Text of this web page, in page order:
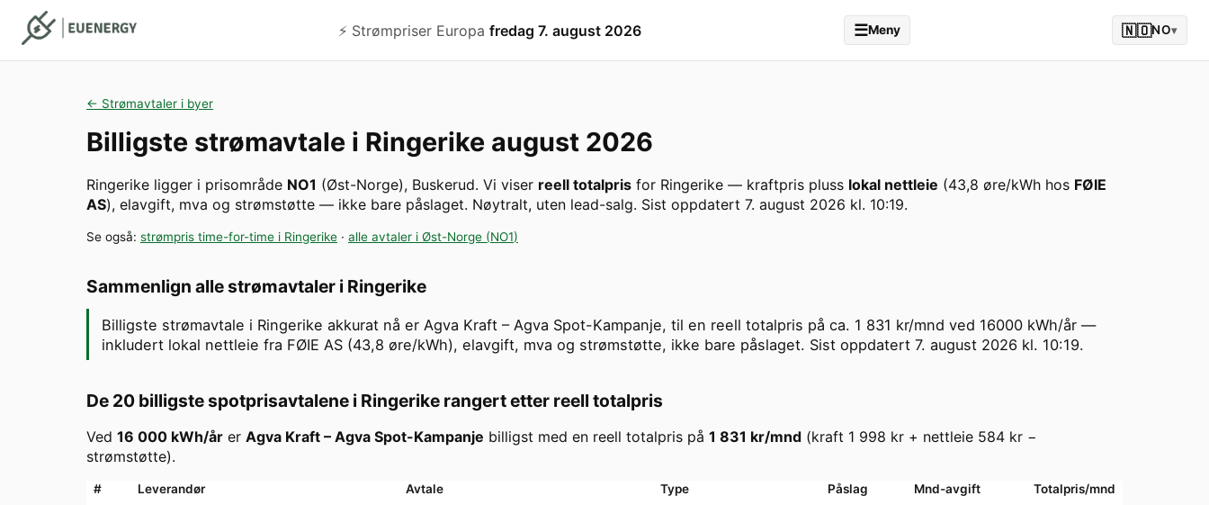
⚡️ Strømpriser Europa fredag 7. august 2026 ☰Meny 🇳🇴NO▾
← Strømavtaler i byer
Billigste strømavtale i Ringerike august 2026
Ringerike ligger i prisområde NO1 (Øst-Norge), Buskerud. Vi viser reell totalpris for Ringerike — kraftpris pluss lokal nettleie (43,8 øre/kWh hos FØIE
AS), elavgift, mva og strømstøtte — ikke bare påslaget. Nøytralt, uten lead-salg. Sist oppdatert 7. august 2026 kl. 10:19.
Se også: strømpris time-for-time i Ringerike · alle avtaler i Øst-Norge (NO1)
Sammenlign alle strømavtaler i Ringerike
Billigste strømavtale i Ringerike akkurat nå er Agva Kraft – Agva Spot-Kampanje, til en reell totalpris på ca. 1 831 kr/mnd ved 16000 kWh/år —
inkludert lokal nettleie fra FØIE AS (43,8 øre/kWh), elavgift, mva og strømstøtte, ikke bare påslaget. Sist oppdatert 7. august 2026 kl. 10:19.
De 20 billigste spotprisavtalene i Ringerike rangert etter reell totalpris
Ved 16 000 kWh/år er Agva Kraft – Agva Spot-Kampanje billigst med en reell totalpris på 1 831 kr/mnd (kraft 1 998 kr + nettleie 584 kr −
strømstøtte).
# Leverandør Avtale Type Påslag Mnd-avgift Totalpris/mnd